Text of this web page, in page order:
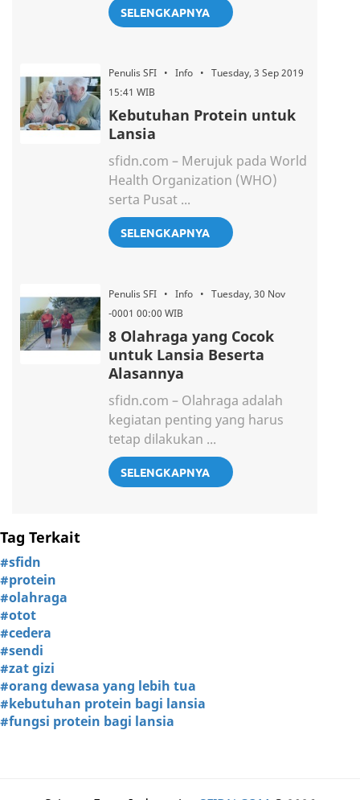
SELENGKAPNYA
Penulis SFI • Info • Tuesday, 3 Sep 2019
15:41 WIB
Kebutuhan Protein untuk
Lansia
sfidn.com – Merujuk pada World
Health Organization (WHO)
serta Pusat ...
SELENGKAPNYA
Penulis SFI • Info • Tuesday, 30 Nov
-0001 00:00 WIB
8 Olahraga yang Cocok
untuk Lansia Beserta
Alasannya
sfidn.com – Olahraga adalah
kegiatan penting yang harus
tetap dilakukan ...
SELENGKAPNYA
Tag Terkait
#sfidn
#protein
#olahraga
#otot
#cedera
#sendi
#zat gizi
#orang dewasa yang lebih tua
#kebutuhan protein bagi lansia
#fungsi protein bagi lansia